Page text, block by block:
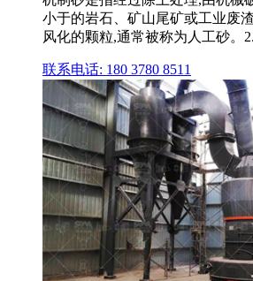
小于的岩石、矿山尾矿或工业废
风化的颗粒,通常被称为人工砂。
联系电话: 180 3780 8511